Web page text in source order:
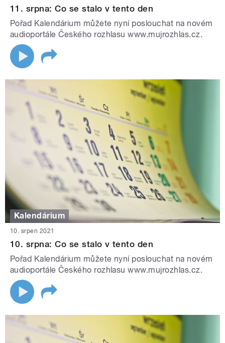
11. srpna: Co se stalo v tento den
Pořad Kalendárium můžete nyní poslouchat na novém
audioportále Českého rozhlasu www.mujrozhlas.cz.
Kalendárium
10. srpen 2021
10. srpna: Co se stalo v tento den
Pořad Kalendárium můžete nyní poslouchat na novém
audioportále Českého rozhlasu www.mujrozhlas.cz.